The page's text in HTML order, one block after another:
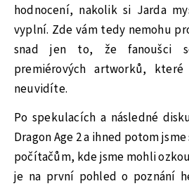
hodnocení, nakolik si Jarda
vyplní. Zde vám tedy nemohu
snad jen to, že fanoušci
premiérových artworků,
neuvidíte.
Po spekulacích a následné
Dragon Age 2 a ihned potom
počítačům, kde jsme mohli
je na první pohled o poznání